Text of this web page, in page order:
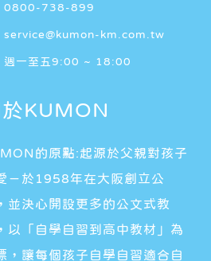
0800-738-899
service@kumon-km.com.tw
週一至五9:00 ~ 18:00
於KUMON
的原點:起源於父親對孩子
－於1958年在大阪創立公
並決心開設更多的公文式教
以「自學自習到高中教材」為
，讓每個孩子自學自習適合自